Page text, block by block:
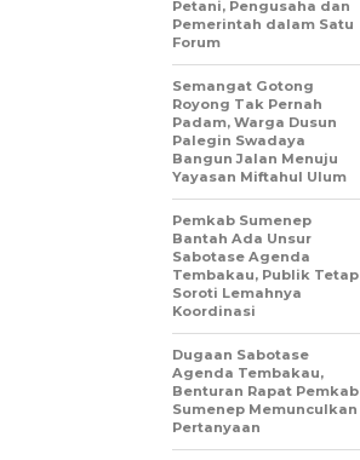
Petani, Pengusaha dan
Pemerintah dalam Satu
Forum
Semangat Gotong
Royong Tak Pernah
Padam, Warga Dusun
Palegin Swadaya
Bangun Jalan Menuju
Yayasan Miftahul Ulum
Pemkab Sumenep
Bantah Ada Unsur
Sabotase Agenda
Tembakau, Publik Tetap
Soroti Lemahnya
Koordinasi
Dugaan Sabotase
Agenda Tembakau,
Benturan Rapat Pemkab
Sumenep Memunculkan
Pertanyaan